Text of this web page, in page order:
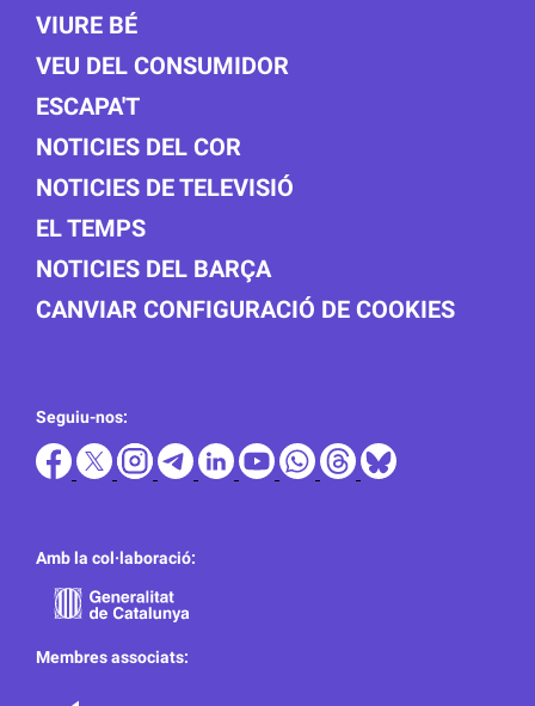
VIURE BÉ
VEU DEL CONSUMIDOR
ESCAPA'T
NOTICIES DEL COR
NOTICIES DE TELEVISIÓ
EL TEMPS
NOTICIES DEL BARÇA
CANVIAR CONFIGURACIÓ DE COOKIES
Seguiu-nos:
Amb la col·laboració:
Membres associats: